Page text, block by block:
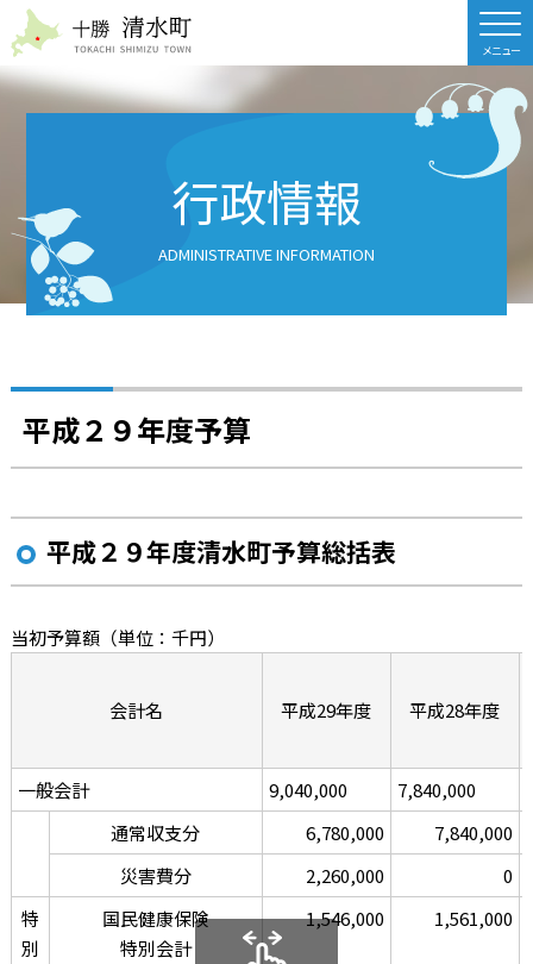
行政情報
ADMINISTRATIVE INFORMATION
平成２９年度予算
平成２９年度清水町予算総括表
当初予算額（単位：千円）
会計名 平成29年度 平成28年度
一般会計 9,040,000 7,840,000
通常収支分
6,780,000
7,840,000
災害費分
2,260,000
0
特
別
国民健康保険
特別会計
1,546,000 1,561,000